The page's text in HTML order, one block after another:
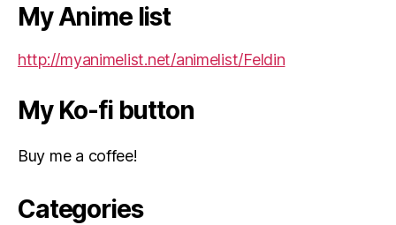
My Anime list
http://myanimelist.net/animelist/Feldin
My Ko-fi button
Buy me a coffee!
Categories